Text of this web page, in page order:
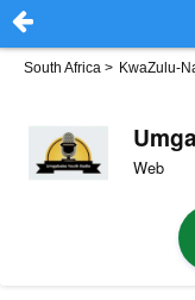
South Africa > KwaZulu-
Web